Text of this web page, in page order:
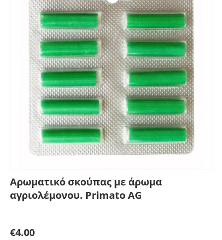
Αρωματικό σκούπας με άρωμα
αγριολέμονου. Primato AG
€4.00